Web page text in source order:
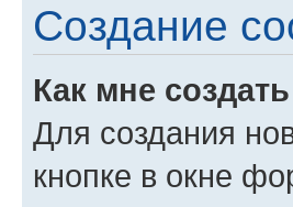
Создание
Как мне
Для создания
кнопке в окне